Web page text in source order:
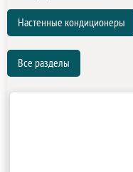
Настенные кондиционеры
Все разделы